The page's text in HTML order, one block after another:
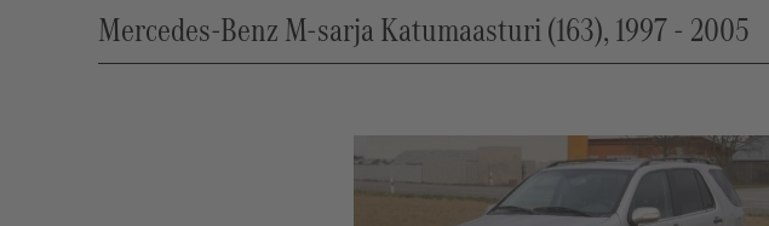
Mercedes-Benz M-sarja Katumaasturi (163), 1997 - 2005